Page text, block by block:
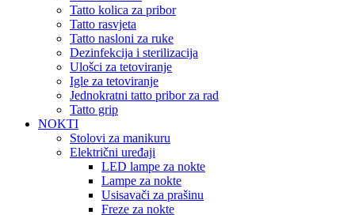
Tatto kolica za pribor
Tatto rasvjeta
Tatto nasloni za ruke
Dezinfekcija i sterilizacija
Ulošci za tetoviranje
Igle za tetoviranje
Jednokratni tatto pribor za rad
Tatto grip
NOKTI
Stolovi za manikuru
Električni uređaji
LED lampe za nokte
Lampe za nokte
Usisavači za prašinu
Freze za nokte